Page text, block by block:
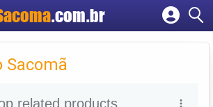
.com.br
Cadastrar empresa
Fazer login
Criar conta
Sacomã